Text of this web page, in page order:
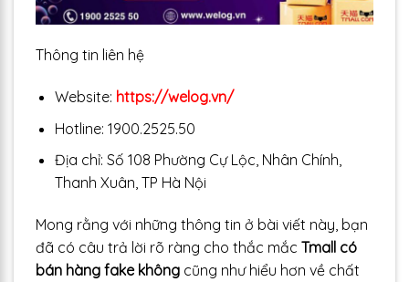
Thông tin liên hệ
Website: https://welog.vn/
Hotline: 1900.2525.50
Địa chỉ: Số 108 Phường Cự Lộc, Nhân Chính,
Thanh Xuân, TP Hà Nội
Mong rằng với những thông tin ở bài viết này, bạn
đã có câu trả lời rõ ràng cho thắc mắc Tmall có
bán hàng fake không cũng như hiểu hơn về chất